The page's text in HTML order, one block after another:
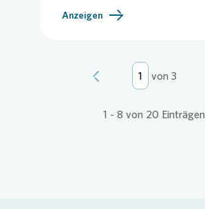
Anzeigen
von 3
1 - 8 von 20 Einträgen